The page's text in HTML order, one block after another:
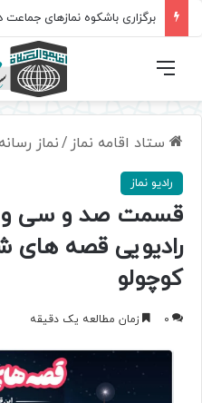
برگزاری باشکوه نمازهای
فهرست
ستاد اقامه نماز /نماز رسانه
رادیو نماز
قسمت صد و سی و
رادیویی قصه های
کوچولو
0 زمان مطالعه یک دقیقه